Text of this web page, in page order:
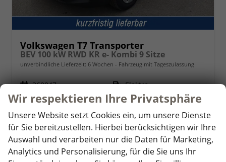
Volkswagen T7 Transporter
BEV 100 kW RWD KR e- Kombi 9 Sitze
unverbindliche Lieferzeit: 6 Wochen Fahrzeug mit Tageszulassung
Fahrzeugnr. 360047 Kraftstoff Elektro
Außenfarbe Clear White Leistung 100 kW (136 PS)
42.080,– €
incl. 19% MwSt.
Details
Stromverbrauch kombiniert: 26,50 kWh/100km
Wir respektieren Ihre Privatsphäre
Unsere Website setzt Cookies ein, um unsere Dienste
für Sie bereitzustellen. Hierbei berücksichtigen wir Ihre
Auswahl und verarbeiten nur die Daten für Marketing,
Analytics und Personalisierung, für die Sie uns Ihr